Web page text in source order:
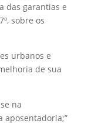
das garantias e
sobre os
urbanos e
de sua
na
aposentadoria;”